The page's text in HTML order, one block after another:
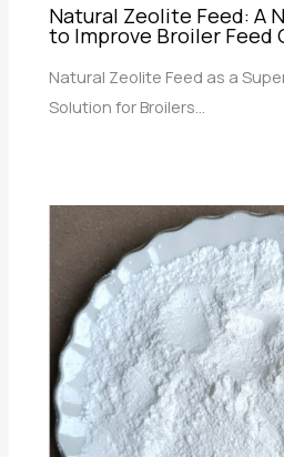
Natural Zeolite Feed: A
to Improve Broiler Feed
Natural Zeolite Feed as a
Solution for Broilers…